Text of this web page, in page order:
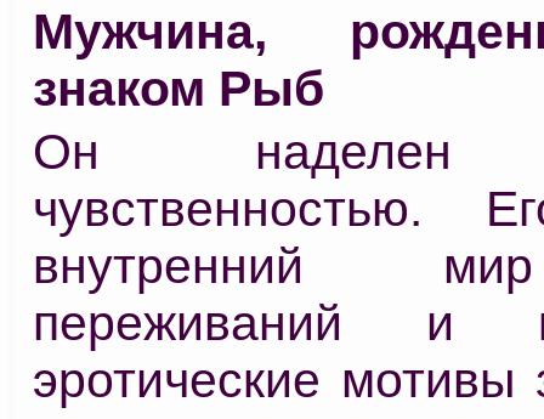
Мужчина,
знаком Рыб
Он наделен
чувственностью.
внутренний
переживаний и
эротические